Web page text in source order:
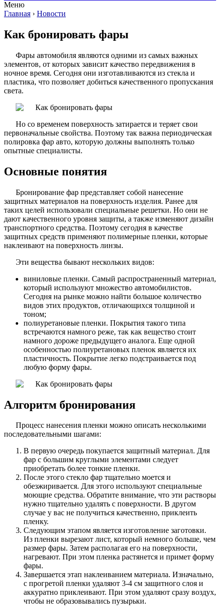
Меню
Главная › Новости
Как бронировать фары
Фары автомобиля являются одними из самых важных
элементов, от которых зависит качество передвижения в
ночное время. Сегодня они изготавливаются из стекла и
пластика, что позволяет добиться качественного пропускания
света.
Но со временем поверхность затирается и теряет свои
первоначальные свойства. Поэтому так важна периодическая
полировка фар авто, которую должны выполнять только
опытные специалисты.
Основные понятия
Бронирование фар представляет собой нанесение
защитных материалов на поверхность изделия. Ранее для
таких целей использовали специальные решетки. Но они не
дают качественного уровня защиты, а также изменяют дизайн
транспортного средства. Поэтому сегодня в качестве
защитных средств применяют полимерные пленки, которые
наклеивают на поверхность линзы.
Эти вещества бывают нескольких видов:
виниловые пленки. Самый распространенный материал,
который используют множество автомобилистов.
Сегодня на рынке можно найти большое количество
видов этих продуктов, отличающихся толщиной и
тоном;
полиуретановые пленки. Покрытия такого типа
встречаются намного реже, так как вещество стоит
намного дороже предыдущего аналога. Еще одной
особенностью полиуретановых пленок является их
пластичность. Покрытие легко подстраивается под
любую форму фары.
Алгоритм бронирования
Процесс нанесения пленки можно описать несколькими
последовательными шагами:
В первую очередь покупается защитный материал. Для
фар с большим круглыми элементами следует
приобретать более тонкие пленки.
После этого стекло фар тщательно моется и
обезжиривается. Для этого используют специальные
моющие средства. Обратите внимание, что эти растворы
нужно тщательно удалять с поверхности. В другом
случае у вас не получиться качественно, приклеить
пленку.
Следующим этапом является изготовление заготовки.
Из пленки вырезают лист, который немного больше, чем
размер фары. Затем располагая его на поверхности,
нагревают. При этом пленка растянется и примет форму
фары.
Завершается этап наклеиванием материала. Изначально,
с прогретой пленки удаляют 3-4 см защитного слоя и
аккуратно приклеивают. При этом удаляют сразу воздух,
чтобы не образовывались пузырьки.